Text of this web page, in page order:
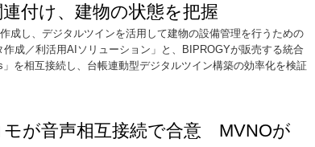
付け、建物の状態を把握
成し、デジタルツインを活用して建物の設備管理を行うための
成／利活用AIソリューション」と、BIPROGYが販売する統合
を相互接続し、台帳連動型デジタルツイン構築の効率化を検証
モが音声相互接続で合意 MVNOが